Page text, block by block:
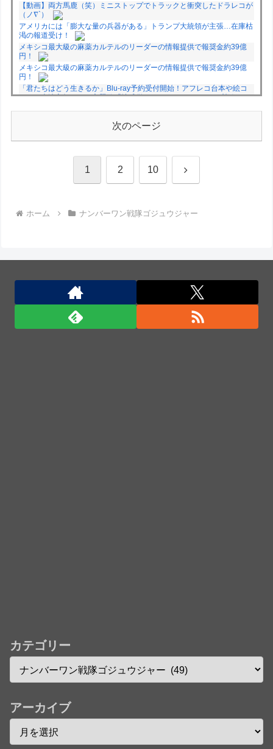
【動画】両方馬鹿（笑）ミニストップでトラックと衝突したドラレコが
（ノ∇`）
アメリカには「膨大な量の兵器がある」トランプ大統領が主張…在庫枯
渇の報道受け！
メキシコ最大級の麻薬カルテルのリーダーの情報提供で報奨金約39億
円！
メキシコ最大級の麻薬カルテルのリーダーの情報提供で報奨金約39億
円！
「君たちはどう生きるか」Blu-ray予約受付開始！アフレコ台本や絵コ
ンテ、米津玄師による主題歌「地球儀」ミュージッククリップ収録。ス
★【ワートリ】今月第241話「遠征選抜試験㊲」第242話「遠征選抜試
★【ワートリ】風間隊3人≒忍田単騎くらいのイメージかな
次のページ
1 2 10 次
ホーム ナンバーワン戦隊ゴジュウジャー
カテゴリー
アーカイブ